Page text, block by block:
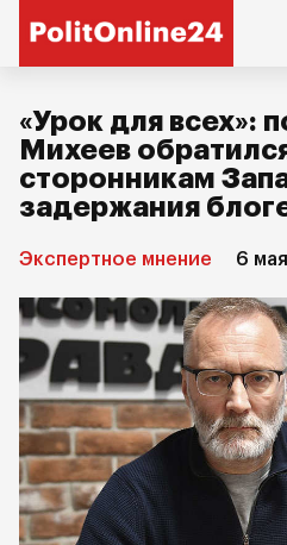
«Урок для всех»:
Михеев
сторонникам
задержания
Экспертное мнение 6 мая